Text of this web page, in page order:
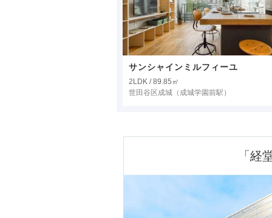
サンシャインミルフィーユ
2LDK / 89.85㎡
世田谷区成城 （成城学園前駅）
「経